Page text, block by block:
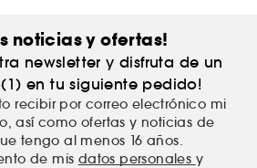
noticias y ofertas!
newsletter y disfruta de un
en tu siguiente pedido!
recibir por correo electrónico mi
así como ofertas y noticias de
tengo al menos 16 años.
de mis datos personales y